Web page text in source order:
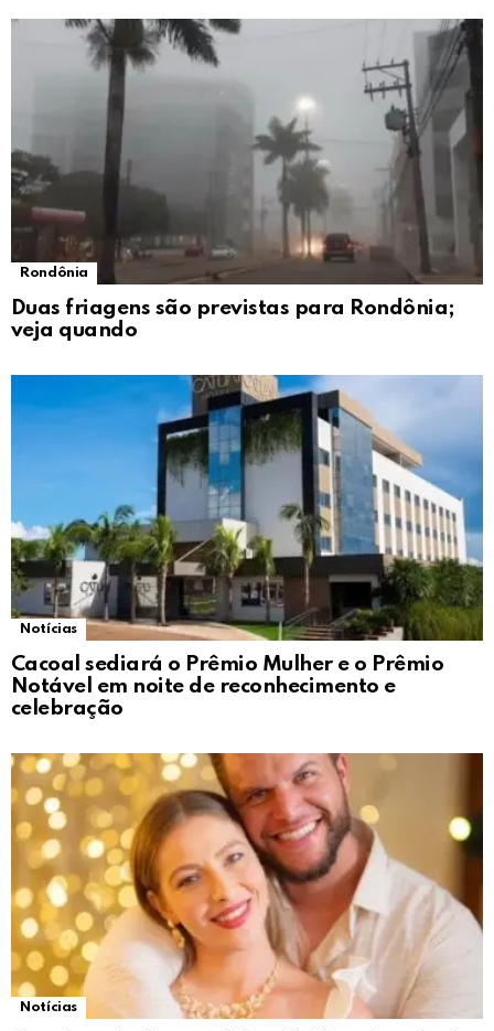
Rondônia
Duas friagens são previstas para Rondônia;
veja quando
Notícias
Cacoal sediará o Prêmio Mulher e o Prêmio
Notável em noite de reconhecimento e
celebração
Notícias